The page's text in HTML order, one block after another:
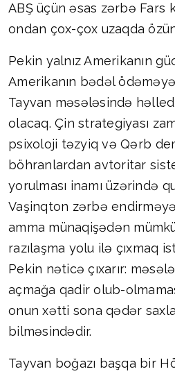
ABŞ üçün əsas zərbə Fars
ondan çox-çox uzaqda
Pekin yalnız Amerikanın
Amerikanın bədəl ödəməyə
Tayvan məsələsində
olacaq. Çin strategiyası
psixoloji təzyiq və Qərb
böhranlardan avtoritar
yorulması inamı üzərində
Vaşinqton zərbə
amma münaqişədən
razılaşma yolu ilə çıxmaq
Pekin nəticə çıxarır:
açmağa qadir olub-
onun xətti sona qədər
bilməsindədir.
Tayvan boğazı başqa bir